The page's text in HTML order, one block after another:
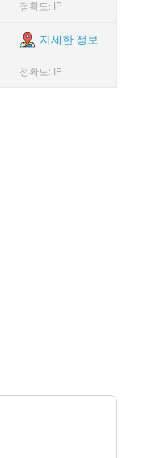
정확도: IP
자세한 정보
정확도: IP